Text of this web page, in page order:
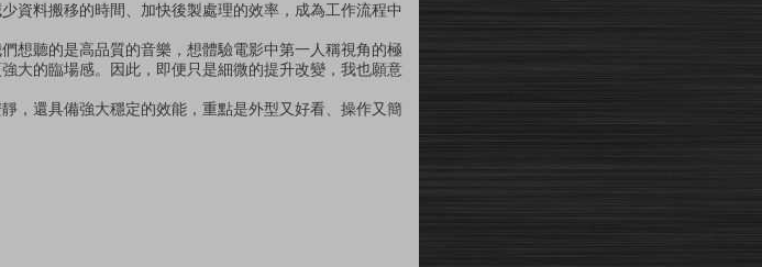
資料搬移的時間、加快後製處理的效率，成為工作流程中
想聽的是高品質的音樂，想體驗電影中第一人稱視角的極
大的臨場感。因此，即便只是細微的提升改變，我也願意
，還具備強大穩定的效能，重點是外型又好看、操作又簡